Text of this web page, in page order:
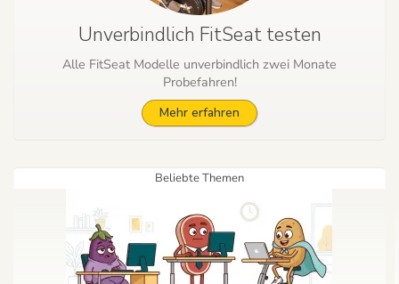
Unverbindlich FitSeat testen
Alle FitSeat Modelle unverbindlich zwei Monate
Probefahren!
Mehr erfahren
Beliebte Themen